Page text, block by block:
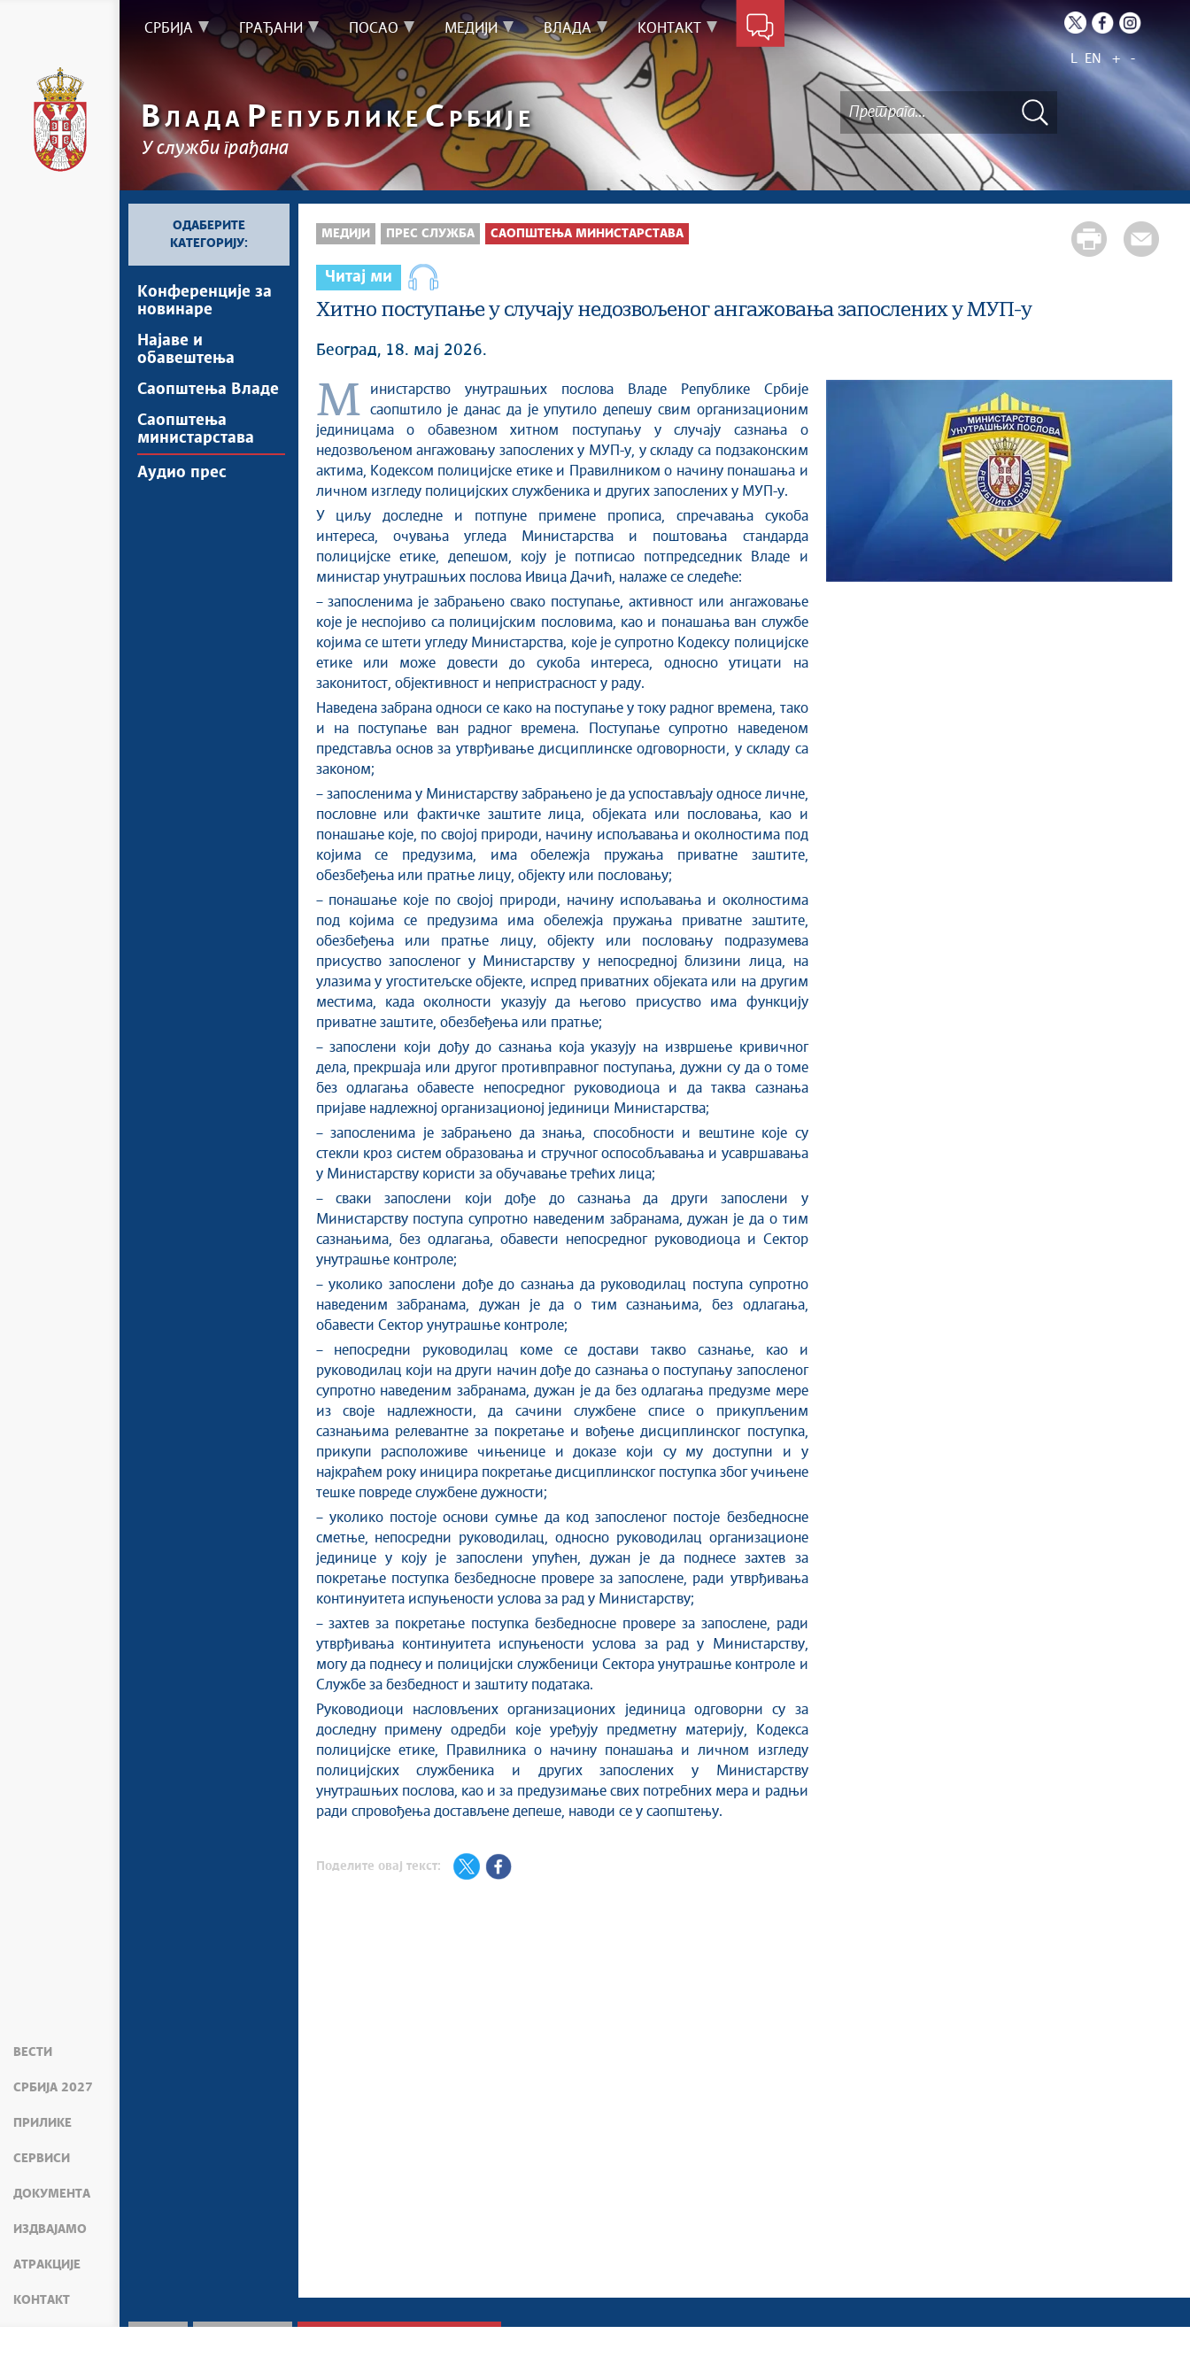
ВЕСТИ
СРБИЈА 2027
ПРИЛИКЕ
СЕРВИСИ
ДОКУМЕНТА
ИЗДВАЈАМО
АТРАКЦИЈЕ
КОНТАКТ
СРБИЈА ГРАЂАНИ ПОСАО МЕДИЈИ ВЛАДА КОНТАКТ
L EN + -
ВЛАДА Р ЕПУБЛИКЕС РБИЈЕ
У служби грађана
ОДАБЕРИТЕ
КАТЕГОРИЈУ:
Kонференцијe за
новинаре
Најавe и
обавештења
Саопштења Владе
Саопштења
министарстава
Аудио прес
МЕДИЈИ ПРЕС СЛУЖБА САОПШТЕЊА МИНИСТАРСТАВА
Читај ми
Хитно поступање у случају недозвољеног ангажовања запослених у МУП-у
Београд, 18. мај 2026.
Министарство унутрашњих послова Владе Републике Србије
саопштило је данас да је упутило депешу свим организационим
јединицама о обавезном хитном поступању у случају сазнања о
недозвољеном ангажовању запослених у МУП-у, у складу са подзаконским
актима, Кодексом полицијске етике и Правилником о начину понашања и
личном изгледу полицијских службеника и других запослених у МУП-у.
У циљу доследне и потпуне примене прописа, спречавања сукоба
интереса, очувања угледа Министарства и поштовања стандарда
полицијске етике, депешом, коју је потписао потпредседник Владе и
министар унутрашњих послова Ивица Дачић, налаже се следеће:
– запосленима је забрањено свако поступање, активност или ангажовање
које је неспојиво са полицијским пословима, као и понашања ван службе
којима се штети угледу Министарства, које је супротно Кодексу полицијске
етике или може довести до сукоба интереса, односно утицати на
законитост, објективност и непристрасност у раду.
Наведена забрана односи се како на поступање у току радног времена, тако
и на поступање ван радног времена. Поступање супротно наведеном
представља основ за утврђивање дисциплинске одговорности, у складу са
законом;
– запосленима у Министарству забрањено је да успостављају односе личне,
пословне или фактичке заштите лица, објеката или пословања, као и
понашање које, по својој природи, начину испољавања и околностима под
којима се предузима, има обележја пружања приватне заштите,
обезбеђења или пратње лицу, објекту или пословању;
– понашање које по својој природи, начину испољавања и околностима
под којима се предузима има обележја пружања приватне заштите,
обезбеђења или пратње лицу, објекту или пословању подразумева
присуство запосленог у Министарству у непосредној близини лица, на
улазима у угоститељске објекте, испред приватних објеката или на другим
местима, када околности указују да његово присуство има функцију
приватне заштите, обезбеђења или пратње;
– запослени који дођу до сазнања која указују на извршење кривичног
дела, прекршаја или другог противправног поступања, дужни су да о томе
без одлагања обавесте непосредног руководиоца и да таква сазнања
пријаве надлежној организационој јединици Министарства;
– запосленима је забрањено да знања, способности и вештине које су
стекли кроз систем образовања и стручног оспособљавања и усавршавања
у Министарству користи за обучавање трећих лица;
– сваки запослени који дође до сазнања да други запослени у
Министарству поступа супротно наведеним забранама, дужан је да о тим
сазнањима, без одлагања, обавести непосредног руководиоца и Сектор
унутрашње контроле;
– уколико запослени дође до сазнања да руководилац поступа супротно
наведеним забранама, дужан је да о тим сазнањима, без одлагања,
обавести Сектор унутрашње контроле;
– непосредни руководилац коме се достави такво сазнање, као и
руководилац који на други начин дође до сазнања о поступању запосленог
супротно наведеним забранама, дужан је да без одлагања предузме мере
из своје надлежности, да сачини службене списе о прикупљеним
сазнањима релевантне за покретање и вођење дисциплинског поступка,
прикупи расположиве чињенице и доказе који су му доступни и у
најкраћем року иницира покретање дисциплинског поступка због учињене
тешке повреде службене дужности;
– уколико постоје основи сумње да код запосленог постоје безбедносне
сметње, непосредни руководилац, односно руководилац организационе
јединице у коју је запослени упућен, дужан је да поднесе захтев за
покретање поступка безбедносне провере за запослене, ради утврђивања
континуитета испуњености услова за рад у Министарству;
– захтев за покретање поступка безбедносне провере за запослене, ради
утврђивања континуитета испуњености услова за рад у Министарству,
могу да поднесу и полицијски службеници Сектора унутрашње контроле и
Службе за безбедност и заштиту података.
Руководиоци насловљених организационих јединица одговорни су за
доследну примену одредби које уређују предметну материју, Кодекса
полицијске етике, Правилника о начину понашања и личном изгледу
полицијских службеника и других запослених у Министарству
унутрашњих послова, као и за предузимање свих потребних мера и радњи
ради спровођења достављене депеше, наводи се у саопштењу.
Поделите овај текст: